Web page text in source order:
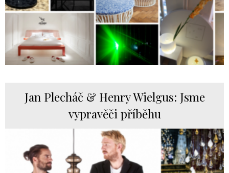
Jan Plecháč & Henry Wielgus: Jsme
vypravěči příběhu